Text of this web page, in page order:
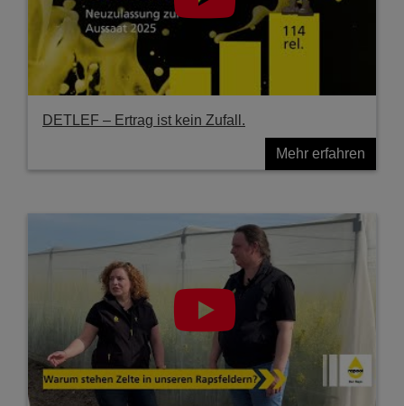
DETLEF – Ertrag ist kein Zufall.
Mehr erfahren